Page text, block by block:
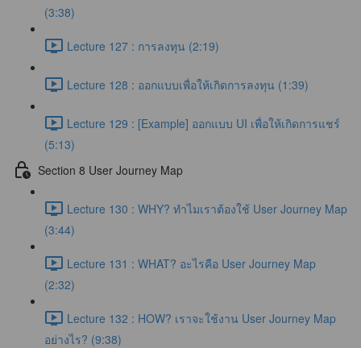
(3:38)
Lecture 127 : การลงทุน (2:19)
Lecture 128 : ออกแบบเพื่อให้เกิดการลงทุน (1:39)
Lecture 129 : [Example] ออกแบบ UI เพื่อให้เกิดการแชร์
(5:13)
Section 8 User Journey Map
Lecture 130 : WHY? ทำไมเราต้องใช้ User Journey Map
(3:44)
Lecture 131 : WHAT? อะไรคือ User Journey Map
(2:32)
Lecture 132 : HOW? เราจะใช้งาน User Journey Map
อย่างไร? (9:38)